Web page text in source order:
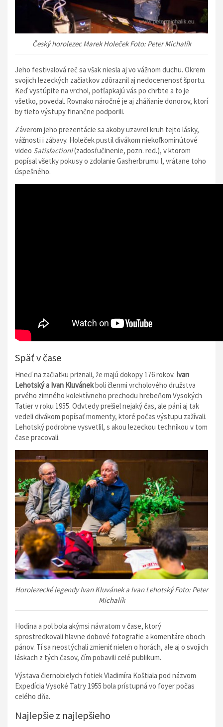
Český horolezec Marek Holeček Foto: Peter Michalík
Jeho festivalová reč sa však niesla aj vo vážnom duchu. Okrem
svojich lezeckých začiatkov zdôraznil aj nedocenenosť športu.
Keď vystúpite na vrchol, potľapkajú vás po chrbte a to je
všetko, povedal. Rovnako náročné je aj zháňanie donorov, ktorí
by tieto výstupy finančne podporili.
Záverom jeho prezentácie sa akoby uzavrel kruh tejto lásky,
vážnosti i zábavy. Holeček pustil divákom niekoľkominútové
video Satisfaction!(zadosťučinenie, pozn. red.), v ktorom
popísal všetky pokusy o zdolanie Gasherbrumu I, vrátane toho
úspešného.
Späť v čase
Hneď na začiatku priznali, že majú dokopy 176 rokov. Ivan
Lehotský a Ivan Kluvánekboli členmi vrcholového družstva
prvého zimného kolektívneho prechodu hrebeňom Vysokých
Tatier v roku 1955. Odvtedy prešiel nejaký čas, ale páni aj tak
vedeli divákom popísať momenty, ktoré počas výstupu zažívali.
Lehotský podrobne vysvetlil, s akou lezeckou technikou v tom
čase pracovali.
Horolezecké legendy Ivan Kluvánek a Ivan Lehotský Foto: Peter
Michalík
Hodina a pol bola akýmsi návratom v čase, ktorý
sprostredkovali hlavne dobové fotografie a komentáre oboch
pánov. Tí sa neostýchali zmieniť nielen o horách, ale aj o svojich
láskach z tých časov, čím pobavili celé publikum.
Výstava čiernobielych fotiek Vladimíra Koštiala pod názvom
Expedícia Vysoké Tatry 1955 bola prístupná vo foyer počas
celého dňa.
Najlepšie z najlepšieho